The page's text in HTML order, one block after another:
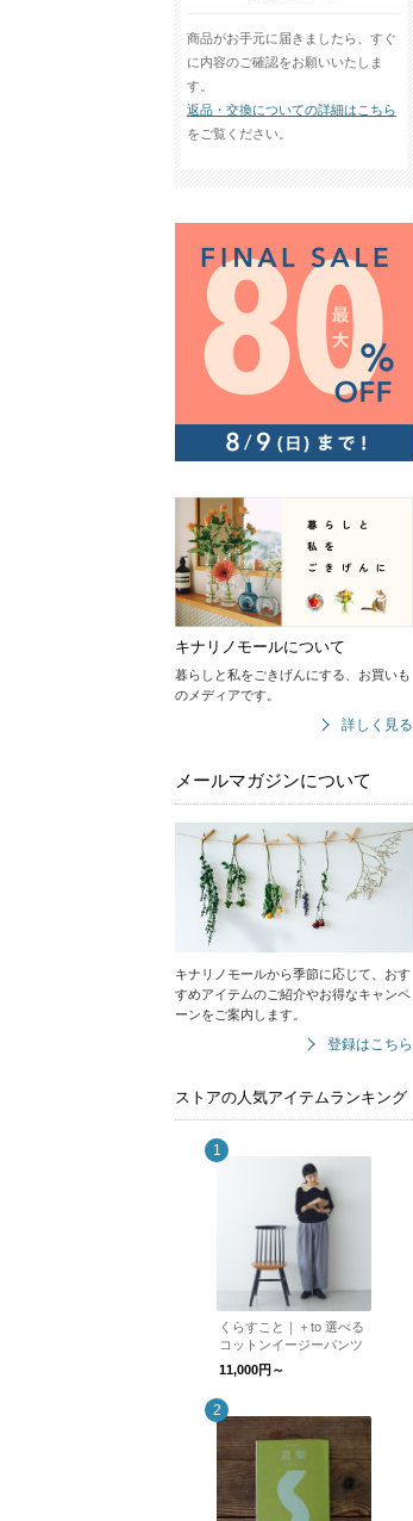
商品がお手元に届きましたら、すぐ
に内容のご確認をお願いいたしま
す。
返品・交換についての詳細はこちら
をご覧ください。
キナリノモールについて
暮らしと私をごきげんにする、お買いも
のメディアです。
詳しく見る
メールマガジンについて
キナリノモールから季節に応じて、おす
すめアイテムのご紹介やお得なキャンペ
ーンをご案内します。
登録はこちら
ストアの人気アイテムランキング
くらすこと｜＋to 選べる
コットンイージーパンツ
11,000円～